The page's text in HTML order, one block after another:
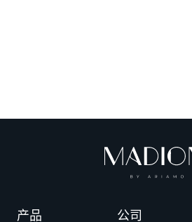
产品 公司